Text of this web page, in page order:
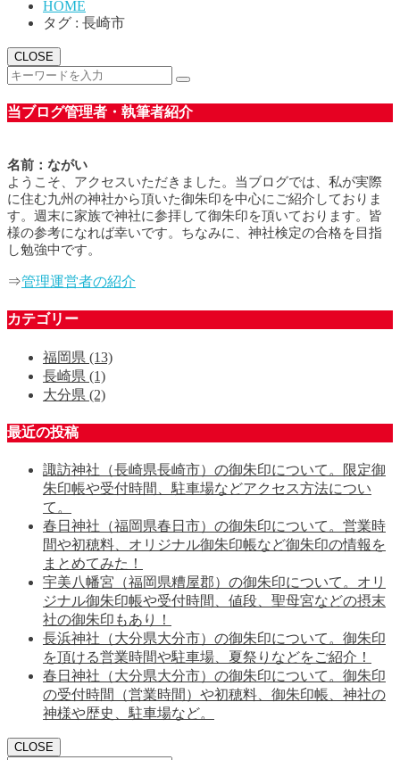
HOME
タグ : 長崎市
CLOSE
当ブログ管理者・執筆者紹介
名前：ながい
ようこそ、アクセスいただきました。当ブログでは、私が実際
に住む九州の神社から頂いた御朱印を中心にご紹介しておりま
す。週末に家族で神社に参拝して御朱印を頂いております。皆
様の参考になれば幸いです。ちなみに、神社検定の合格を目指
し勉強中です。
⇒管理運営者の紹介
カテゴリー
福岡県 (13)
長崎県 (1)
大分県 (2)
最近の投稿
諏訪神社（長崎県長崎市）の御朱印について。限定御
朱印帳や受付時間、駐車場などアクセス方法につい
て。
春日神社（福岡県春日市）の御朱印について。営業時
間や初穂料、オリジナル御朱印帳など御朱印の情報を
まとめてみた！
宇美八幡宮（福岡県糟屋郡）の御朱印について。オリ
ジナル御朱印帳や受付時間、値段、聖母宮などの摂末
社の御朱印もあり！
長浜神社（大分県大分市）の御朱印について。御朱印
を頂ける営業時間や駐車場、夏祭りなどをご紹介！
春日神社（大分県大分市）の御朱印について。御朱印
の受付時間（営業時間）や初穂料、御朱印帳、神社の
神様や歴史、駐車場など。
CLOSE